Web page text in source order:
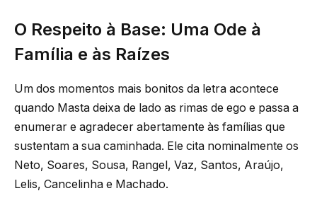
O Respeito à Base: Uma Ode à
Família e às Raízes
Um dos momentos mais bonitos da letra acontece
quando Masta deixa de lado as rimas de ego e passa a
enumerar e agradecer abertamente às famílias que
sustentam a sua caminhada. Ele cita nominalmente os
Neto, Soares, Sousa, Rangel, Vaz, Santos, Araújo,
Lelis, Cancelinha e Machado.